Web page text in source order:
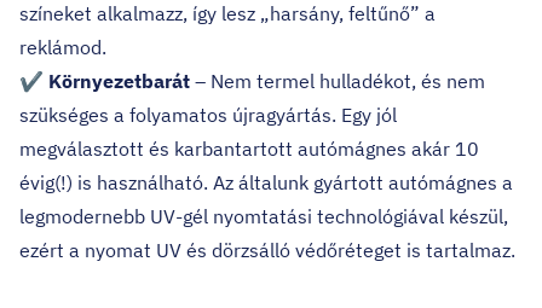
színeket alkalmazz, így lesz „harsány, feltűnő” a
reklámod.
✔ Környezetbarát – Nem termel hulladékot, és nem
szükséges a folyamatos újragyártás. Egy jól
megválasztott és karbantartott autómágnes akár 10
évig(!) is használható. Az általunk gyártott autómágnes a
legmodernebb UV-gél nyomtatási technológiával készül,
ezért a nyomat UV és dörzsálló védőréteget is tartalmaz.